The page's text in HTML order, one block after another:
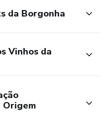
da Borgonha: Aprenda
da Borgonha
Vinhos da
Origem